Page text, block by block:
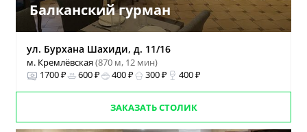
Балканский гурман
ул. Бурхана Шахиди, д. 11/16
м. Кремлёвская(870 м, 12 мин)
1700 ₽
600 ₽ 400 ₽ 300 ₽ 400 ₽
ЗАКАЗАТЬ СТОЛИК